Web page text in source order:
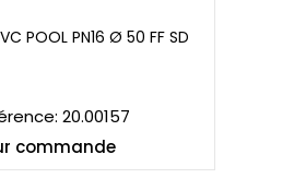
POOL PN16 Ø 50 FF SD
20.00157
commande